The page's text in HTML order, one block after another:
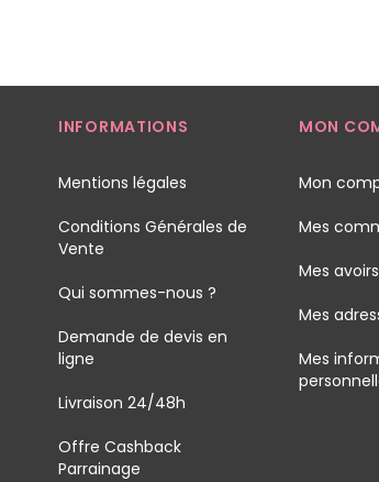
INFORMATIONS
Mentions légales
Conditions Générales de
Vente
Qui sommes-nous ?
Demande de devis en
ligne
Livraison 24/48h
Offre Cashback
Parrainage
MON
Mon
Mes
Mes avoirs
Mes
Mes